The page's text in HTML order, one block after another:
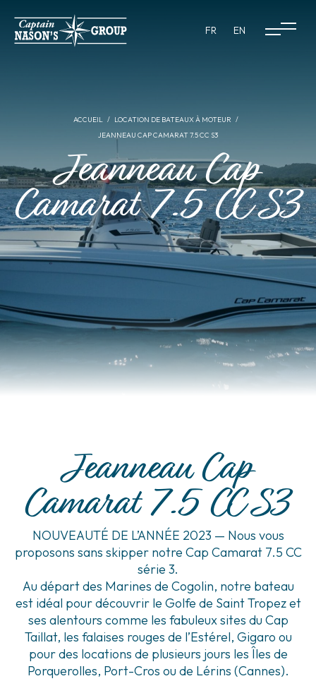
FR EN
ACCUEIL
LOCATION DE BATEAUX À MOTEUR
JEANNEAU CAP CAMARAT 7.5 CC S3
Jeanneau Cap
Camarat 7.5 CC S3
Jeanneau Cap
Camarat 7.5 CC S3
NOUVEAUTÉ DE L’ANNÉE 2023 — Nous vous
proposons sans skipper notre Cap Camarat 7.5 CC
série 3.
Au départ des Marines de Cogolin, notre bateau
est idéal pour découvrir le Golfe de Saint Tropez et
ses alentours comme les fabuleux sites du Cap
Taillat, les falaises rouges de l’Estérel, Gigaro ou
pour des locations de plusieurs jours les Îles de
Porquerolles, Port-Cros ou de Lérins (Cannes).